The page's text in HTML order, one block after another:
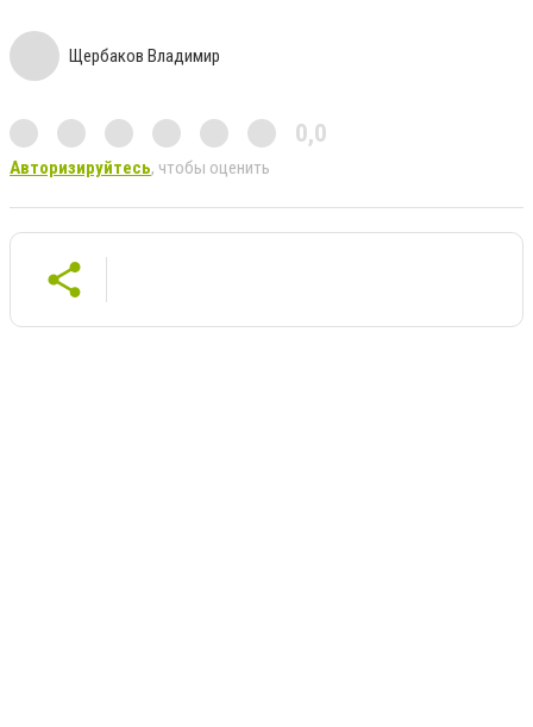
Щербаков Владимир
0,0
Авторизируйтесь, чтобы оценить